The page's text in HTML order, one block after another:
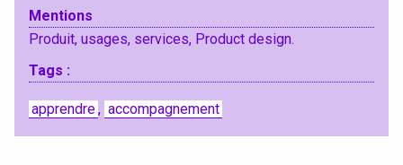
Mentions
Produit, usages, services, Product design.
Tags :
apprendre, accompagnement